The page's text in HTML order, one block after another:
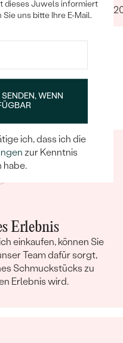
Erlebnis
einkaufen, können Sie
Team dafür sorgt,
Schmuckstücks zu
Erlebnis wird.
dieses Juwels informiert
uns bitte Ihre E-Mail.
WENN
ich, dass ich die
zur Kenntnis
habe.